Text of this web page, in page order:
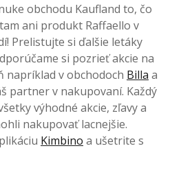
obchodu Kaufland to, čo
ani produkt Raffaello v
Prelistujte si ďalšie letáky
si pozrieť akcie na
napríklad v obchodoch Billa a
partner v nakupovaní. Každý
výhodné akcie, zľavy a
nakupovať lacnejšie.
Kimbino a ušetrite s